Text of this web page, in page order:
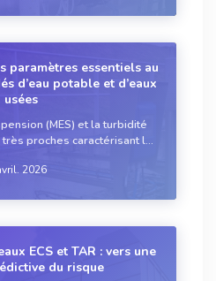
paramètres essentiels au
d’eau potable et d’eaux
usées
(MES) et la turbidité
proches caractérisant les
disposent aujourd’hui d’une
2026
ECS et TAR : vers une
du risque